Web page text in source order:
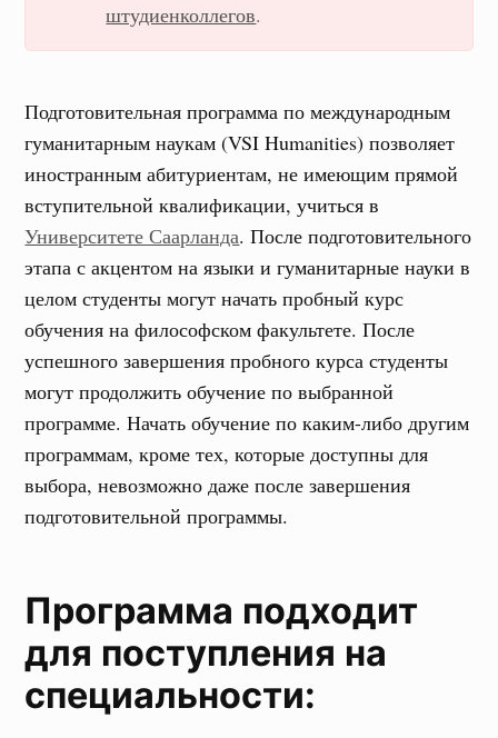
штудиенколлегов.
Подготовительная программа по международным
гуманитарным наукам (VSI Humanities) позволяет
иностранным абитуриентам, не имеющим прямой
вступительной квалификации, учиться в
Университете Саарланда. После подготовительного
этапа с акцентом на языки и гуманитарные науки в
целом студенты могут начать пробный курс
обучения на философском факультете. После
успешного завершения пробного курса студенты
могут продолжить обучение по выбранной
программе. Начать обучение по каким-либо другим
программам, кроме тех, которые доступны для
выбора, невозможно даже после завершения
подготовительной программы.
Программа подходит
для поступления на
специальности: